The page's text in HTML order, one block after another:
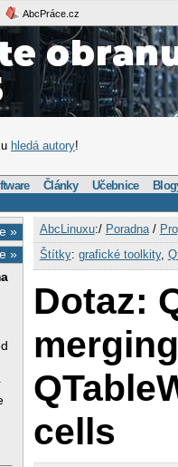
AbcPráce.cz
hledá autory!
Články Učebnice
»
»
AbcLinuxu:/ Poradna/
Štítky: grafické toolkity,
Dotaz:
cells